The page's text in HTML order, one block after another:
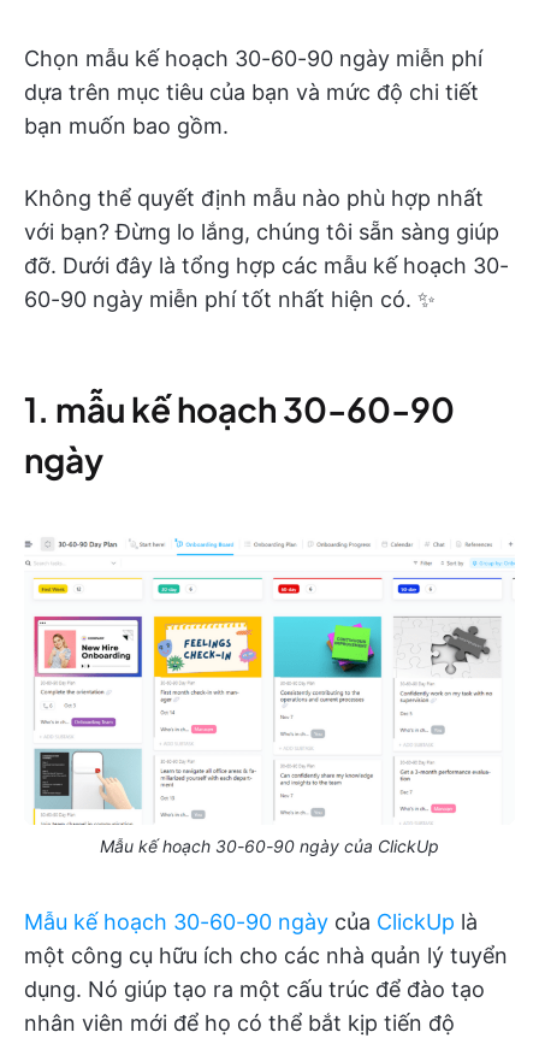
Chọn mẫu kế hoạch 30-60-90 ngày miễn phí
dựa trên mục tiêu của bạn và mức độ chi tiết
bạn muốn bao gồm.
Không thể quyết định mẫu nào phù hợp nhất
với bạn? Đừng lo lắng, chúng tôi sẵn sàng giúp
đỡ. Dưới đây là tổng hợp các mẫu kế hoạch 30-
60-90 ngày miễn phí tốt nhất hiện có. ✨
1. mẫu kế hoạch 30-60-90
ngày
Mẫu kế hoạch 30-60-90 ngày của ClickUp
Mẫu kế hoạch 30-60-90 ngày của ClickUp là
một công cụ hữu ích cho các nhà quản lý tuyển
dụng. Nó giúp tạo ra một cấu trúc để đào tạo
nhân viên mới để họ có thể bắt kịp tiến độ